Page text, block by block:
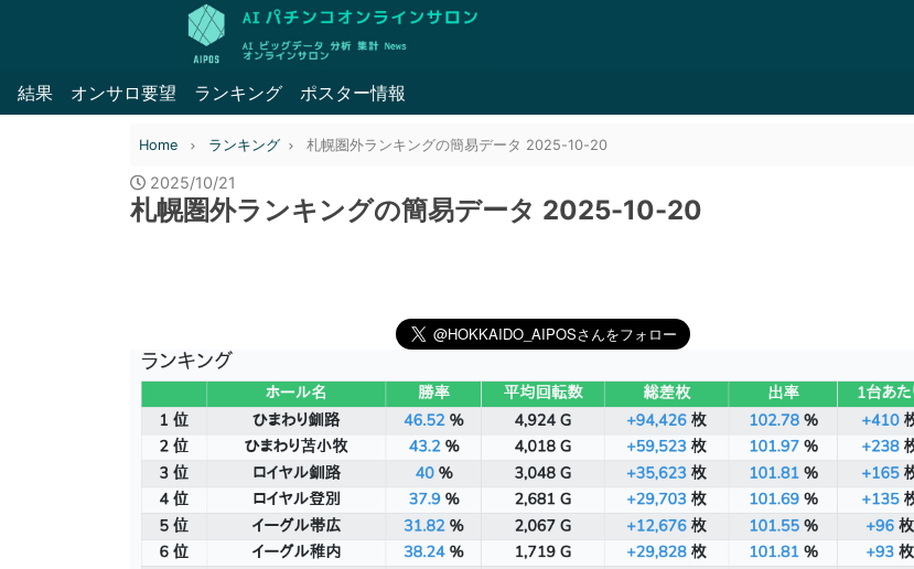
結果 オンサロ要望 ランキング ポスター情報
Home ランキング 札幌圏外ランキングの簡易データ 2025-10-20
2025/10/21
札幌圏外ランキングの簡易データ 2025-10-20